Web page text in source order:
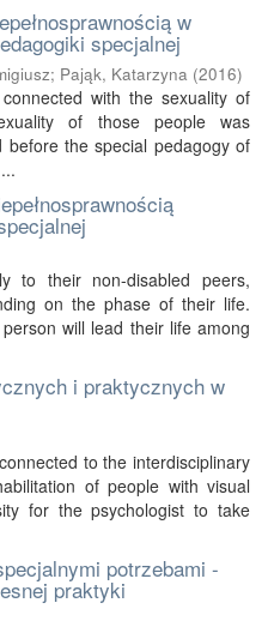
w
specjalnej
; Pająk, Katarzyna (2016)
with the sexuality of
of those people was
the special pedagogy of
to their non-disabled peers,
on the phase of their life.
will lead their life among
i praktycznych w
to the interdisciplinary
of people with visual
for the psychologist to take
potrzebami -
praktyki